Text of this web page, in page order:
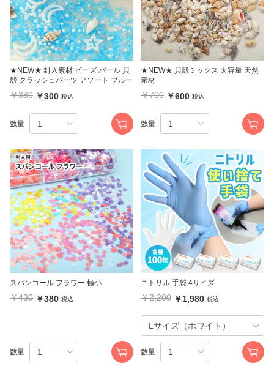
★NEW★ 封入素材 ビーズ パール 貝
殻 クラッシュパーツ アソート ブルー
￥380 ￥300 税込
数量
★NEW★ 貝殻ミックス 大容量 天然
素材
￥700 ￥600 税込
数量
スパンコール フラワー 極小
￥430 ￥380 税込
数量
ニトリル 手袋 4サイズ
￥2,200 ￥1,980 税込
数量